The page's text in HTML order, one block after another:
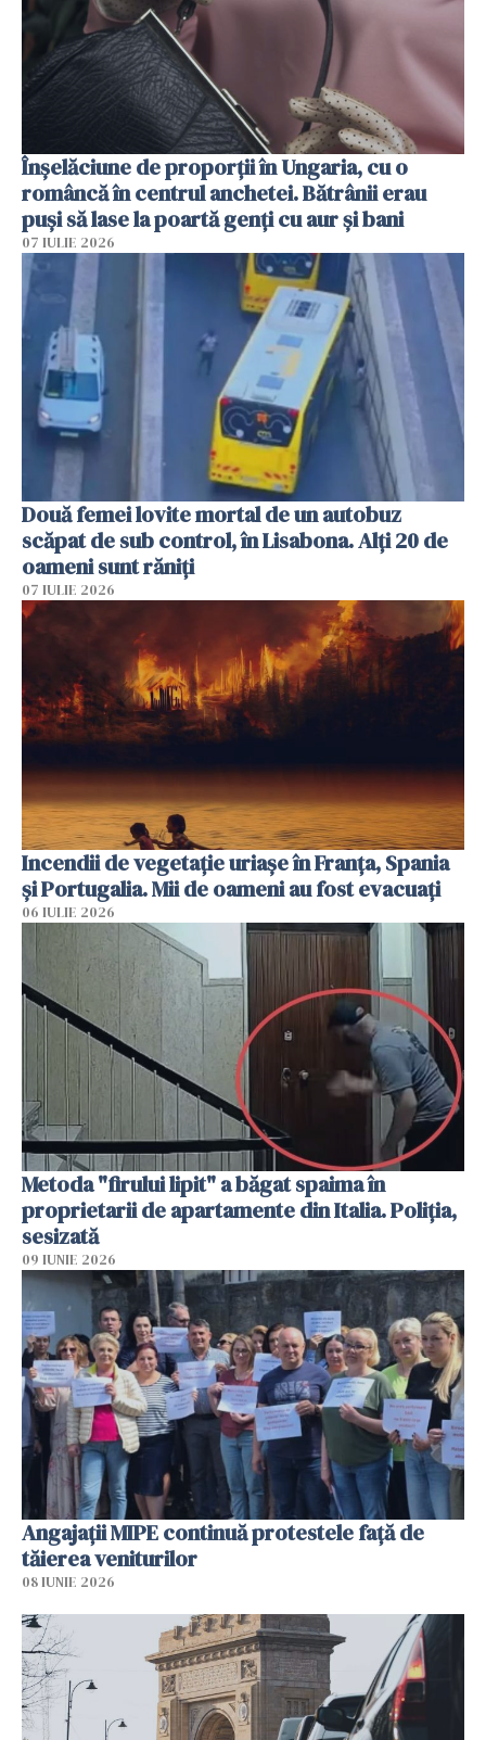
Înșelăciune de proporții în Ungaria, cu o
româncă în centrul anchetei. Bătrânii erau
puși să lase la poartă genți cu aur și bani
07 IULIE 2026
Două femei lovite mortal de un autobuz
scăpat de sub control, în Lisabona. Alți 20 de
oameni sunt răniți
07 IULIE 2026
Incendii de vegetație uriașe în Franța, Spania
și Portugalia. Mii de oameni au fost evacuați
06 IULIE 2026
Metoda "firului lipit" a băgat spaima în
proprietarii de apartamente din Italia. Poliția,
sesizată
09 IUNIE 2026
Angajaţii MIPE continuă protestele faţă de
tăierea veniturilor
08 IUNIE 2026